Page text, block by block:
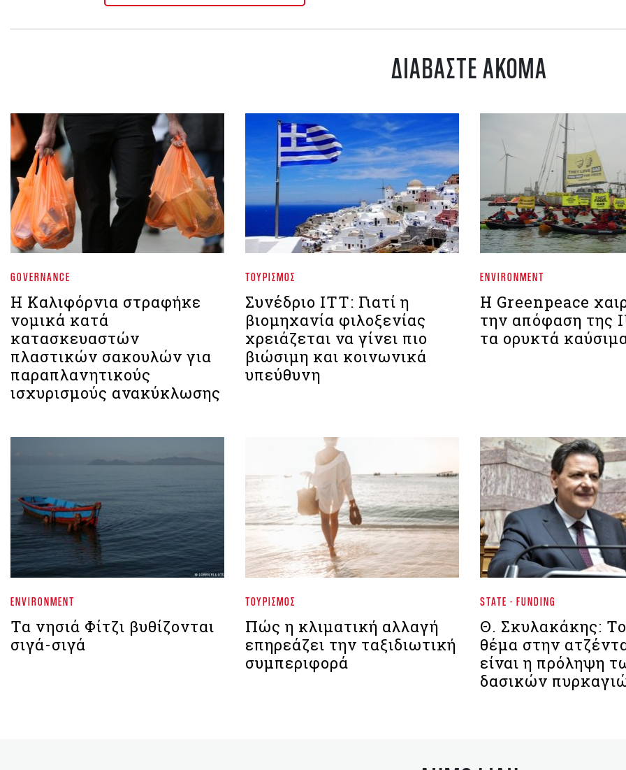
ΔΙΑΒΑΣΤΕ ΑΚΟΜΑ
GOVERNANCE
Η Καλιφόρνια στραφήκε
νομικά κατά
κατασκευαστών
πλαστικών σακουλών για
παραπλανητικούς
ισχυρισμούς ανακύκλωσης
ΤΟΥΡΙΣΜΌΣ
Συνέδριο ΙΤΤ: Γιατί η
βιομηχανία φιλοξενίας
χρειάζεται να γίνει πιο
βιώσιμη και κοινωνικά
υπεύθυνη
ENVIRONMENT
Η Greenpeace
την απόφαση της
τα ορυκτά
ENVIRONMENT
Τα νησιά Φίτζι βυθίζονται
σιγά-σιγά
ΤΟΥΡΙΣΜΌΣ
Πώς η κλιματική αλλαγή
επηρεάζει την ταξιδιωτική
συμπεριφορά
STATE - FUNDING
Θ. Σκυλακάκης:
θέμα στην
είναι η πρόληψη
δασικών